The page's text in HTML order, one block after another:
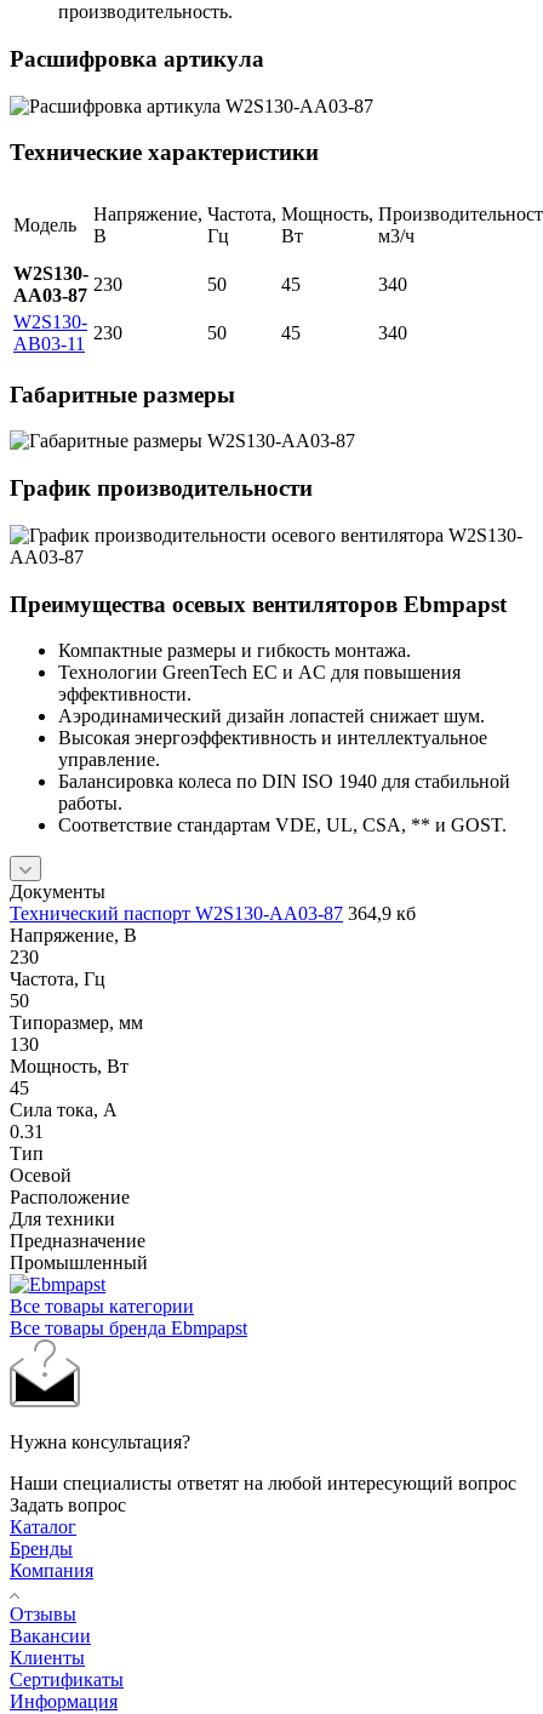
производительность.
Расшифровка артикула
Технические характеристики
Модель
Напряжение,
В
Частота,
Гц
Мощность,
Вт
м3/ч
W2S130-
AA03-87
230 50 45
340
W2S130-
AB03-11
230 50 45 340
Габаритные размеры
График производительности
Преимущества осевых вентиляторов Ebmpapst
Компактные размеры и гибкость монтажа.
Технологии GreenTech EC и AC для повышения
эффективности.
Аэродинамический дизайн лопастей снижает шум.
Высокая энергоэффективность и интеллектуальное
управление.
Балансировка колеса по DIN ISO 1940 для стабильной
работы.
Соответствие стандартам VDE, UL, CSA, ** и GOST.
Документы
Технический паспорт W2S130-AA03-87 364,9 кб
Напряжение, В
230
Частота, Гц
50
Типоразмер, мм
130
Мощность, Вт
45
Сила тока, A
0.31
Тип
Осевой
Расположение
Для техники
Предназначение
Промышленный
Все товары категории
Все товары бренда Ebmpapst
Нужна консультация?
Наши специалисты ответят на любой интересующий вопрос
Задать вопрос
Каталог
Бренды
Компания
Отзывы
Вакансии
Клиенты
Сертификаты
Информация